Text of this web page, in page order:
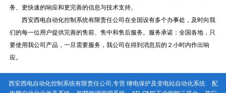
务、更快速的响应和更完善的信息与技术支持。
西安西电自动化控制系统有限责任公司在全国设有多个办事处，及时向我
们的每一位用户提供完善的售前、售中和售后服务。服务承诺：全国各地，只
要使用我公司产品，一旦需要服务，我公司在得到消息后的２小时内作出响
应。
西安西电自动化控制系统有限责任公司,专营继电保护及变电站自动化系统
配